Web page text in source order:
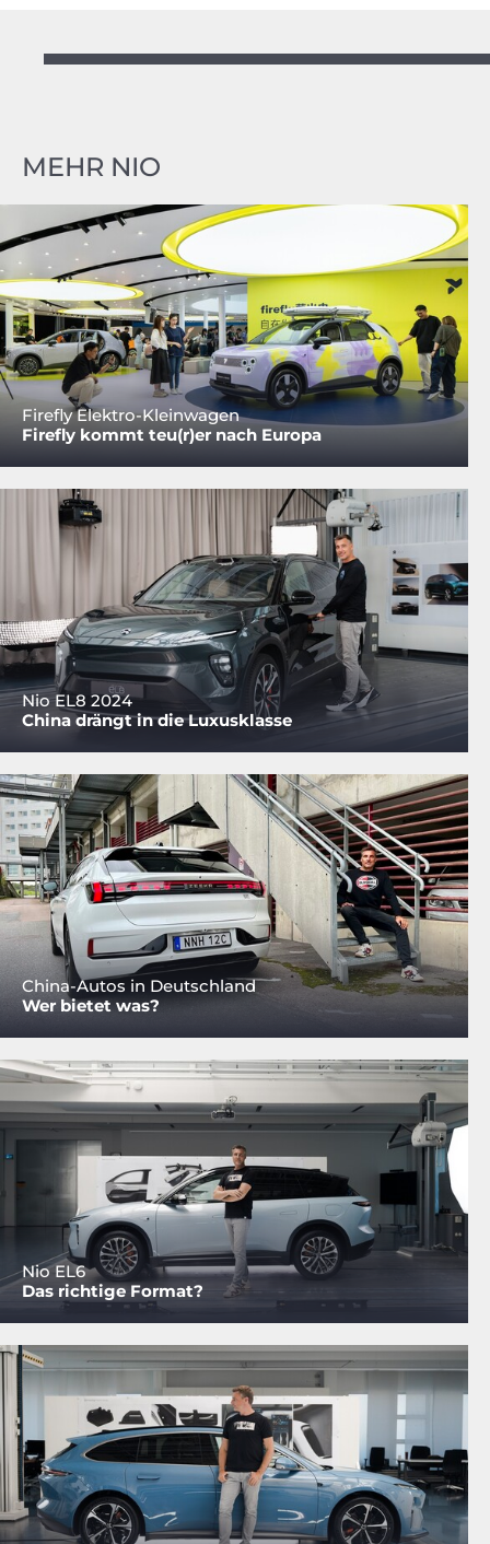
MEHR NIO
Firefly Elektro-Kleinwagen
Firefly kommt teu(r)er nach Europa
Nio EL8 2024
China drängt in die Luxusklasse
China-Autos in Deutschland
Wer bietet was?
Nio EL6
Das richtige Format?